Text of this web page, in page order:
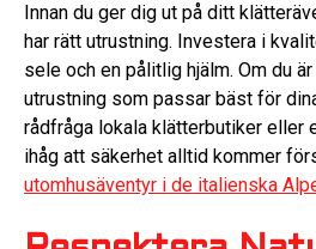
Innan du ger dig ut på ditt
har rätt utrustning. Investera i
sele och en pålitlig hjälm. Om du
utrustning som passar bäst för
rådfråga lokala klätterbutiker eller
ihåg att säkerhet alltid kommer
utomhusäventyr i de italienska